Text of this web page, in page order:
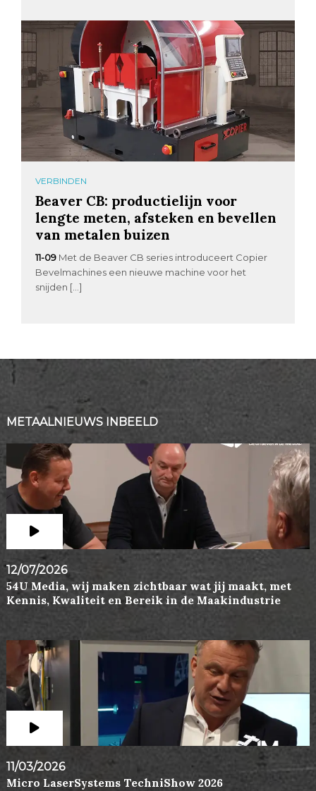
VERBINDEN
Beaver CB: productielijn voor
lengte meten, afsteken en bevellen
van metalen buizen
11-09 Met de Beaver CB series introduceert Copier
Bevelmachines een nieuwe machine voor het
snijden […]
METAALNIEUWS INBEELD
12/07/2026
54U Media, wij maken zichtbaar wat jij maakt, met
Kennis, Kwaliteit en Bereik in de Maakindustrie
11/03/2026
Micro LaserSystems TechniShow 2026